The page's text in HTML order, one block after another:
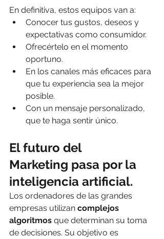
En definitiva, estos equipos van a:
Conocer tus gustos, deseos y
expectativas como consumidor.
Ofrecértelo en el momento
oportuno.
En los canales más eficaces para
que tu experiencia sea la mejor
posible.
Con un mensaje personalizado,
que te haga sentir único.
El futuro del
Marketing pasa por la
inteligencia artificial.
Los ordenadores de las grandes
empresas utilizan complejos
algoritmos que determinan su toma
de decisiones. Su objetivo es